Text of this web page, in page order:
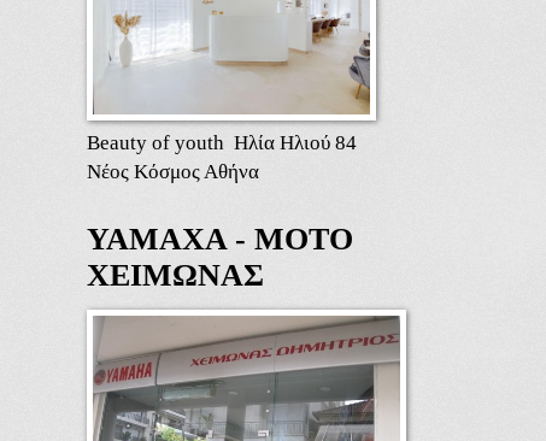
Beauty of youth Ηλία Ηλιού 84
Νέος Κόσμος Αθήνα
ΥΑΜΑΧΑ - ΜΟΤΟ
ΧΕΙΜΩΝΑΣ